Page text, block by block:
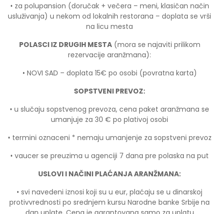
• za polupansion (doručak + večera – meni, klasičan način
usluživanja) u nekom od lokalnih restorana – doplata se vrši
na licu mesta
POLASCI IZ DRUGIH MESTA(mora se najaviti prilikom
rezervacije aranžmana):
• NOVI SAD – doplata 15€ po osobi (povratna karta)
SOPSTVENI PREVOZ:
• u slučaju sopstvenog prevoza, cena paket aranžmana se
umanjuje za 30 € po plativoj osobi
• termini oznaceni * nemaju umanjenje za sopstveni prevoz
• vaucer se preuzima u agenciji 7 dana pre polaska na put
USLOVI I NAČINI PLAĆANJA ARANŽMANA:
• svi navedeni iznosi koji su u eur, plaćaju se u dinarskoj
protivvrednosti po srednjem kursu Narodne banke Srbije na